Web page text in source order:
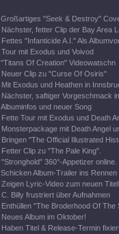
Großartiges "Seek & Destroy"
Nächster, fetter Clip der Bay Area
Fettes "Infanticide A.I." Als
Tour mit Exodus und Voivod
"Titans Of Creation" Videowatschn
Neuer Clip zu "Curse Of Osiris"
Mit Exodus und Heathen in
Nächster, saftiger Vorgeschmack
Albuminfos und neuer Song
Fette Tour mit Exodus und Death
Monsterpackage mit Death Angel
Bringen "The Official Illustrated
Fetter Clip zu "The Pale King".
"Stronghold" 360°-Appetizer online.
Schicken Album-Trailer ins Rennen
Zeigen Lyric-Video zum neuen
C. Billy frustriert über Aufnahmen
Enthüllen "The Broderhood Of The
Neues Album im Oktober!
Haben Titel & Release-Termin